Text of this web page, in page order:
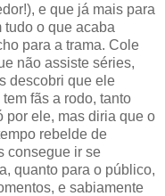
e que já mais para
tudo o que acaba
para a trama. Cole
não assiste séries,
descobri que ele
fãs a rodo, tanto
por ele, mas diria que o
rebelde de
consegue ir se
quanto para o público,
e sabiamente